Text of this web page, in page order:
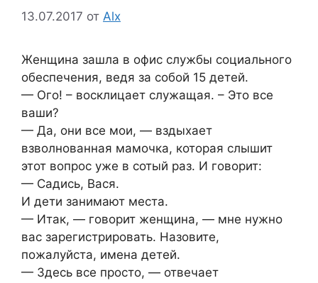
13.07.2017 от Alx
Женщина зашла в офис службы социального
обеспечения, ведя за собой 15 детей.
— Ого! – восклицает служащая. – Это все
ваши?
— Да, они все мои, — вздыхает
взволнованная мамочка, которая слышит
этот вопрос уже в сотый раз. И говорит:
— Садись, Вася.
И дети занимают места.
— Итак, — говорит женщина, — мне нужно
вас зарегистрировать. Назовите,
пожалуйста, имена детей.
— Здесь все просто, — отвечает